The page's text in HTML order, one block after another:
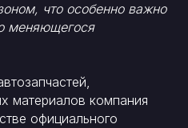
что особенно важно
меняющегося
материалов компания
официального